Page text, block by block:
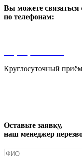
Вы можете связаться
по телефонам:
Круглосуточный приём
Оставьте заявку,
наш менеджер